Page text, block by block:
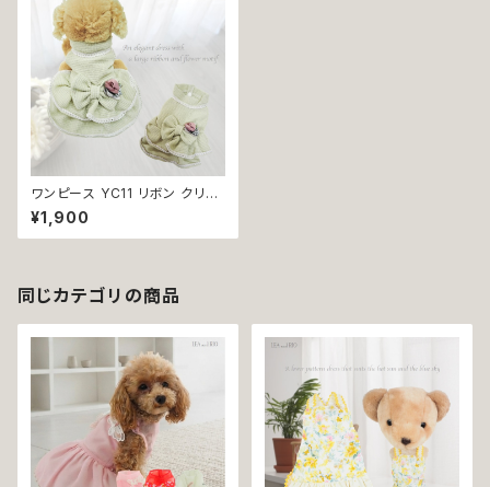
ワンピース YC11 リボン クリー
ム色 レース フリル 女の子 犬 猫
犬服 猫服 洋服 ペット dog ドッ
グウェア おしゃれ かわいい 返
¥1,900
同じカテゴリの商品